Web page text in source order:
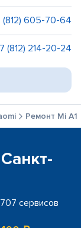
(812) 605-70-64
(812) 214-20-24
Ремонт Mi A1
сервисов